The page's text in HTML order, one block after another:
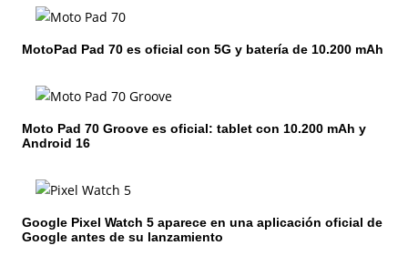
ó
d
e
e
n
t
MotoPad Pad 70 es oficial con 5G y batería de 10.200 mAh
Moto Pad 70 Groove es oficial: tablet con 10.200 mAh y
Android 16
Google Pixel Watch 5 aparece en una aplicación oficial de
Google antes de su lanzamiento